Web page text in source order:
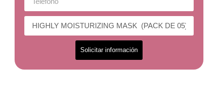
Solicitar información